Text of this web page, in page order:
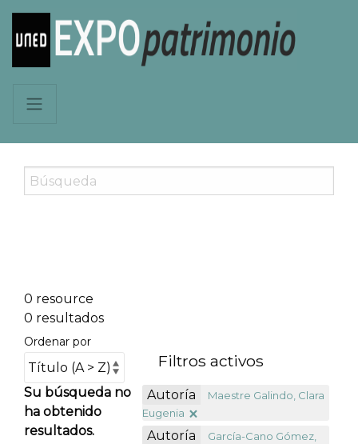
0 resource
0 resultados
Ordenar por
Su búsqueda no
ha obtenido
resultados.
Filtros activos
Autoría
Maestre Galindo, Clara
Eugenia
Autoría
García-Cano Gómez,